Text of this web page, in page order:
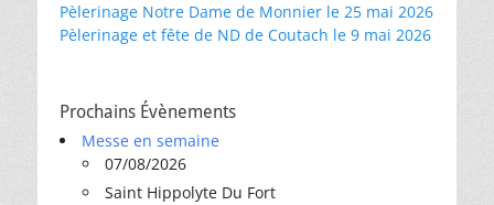
Pèlerinage Notre Dame de Monnier le 25 mai 2026
Pèlerinage et fête de ND de Coutach le 9 mai 2026
Prochains Évènements
Messe en semaine
07/08/2026
Saint Hippolyte Du Fort